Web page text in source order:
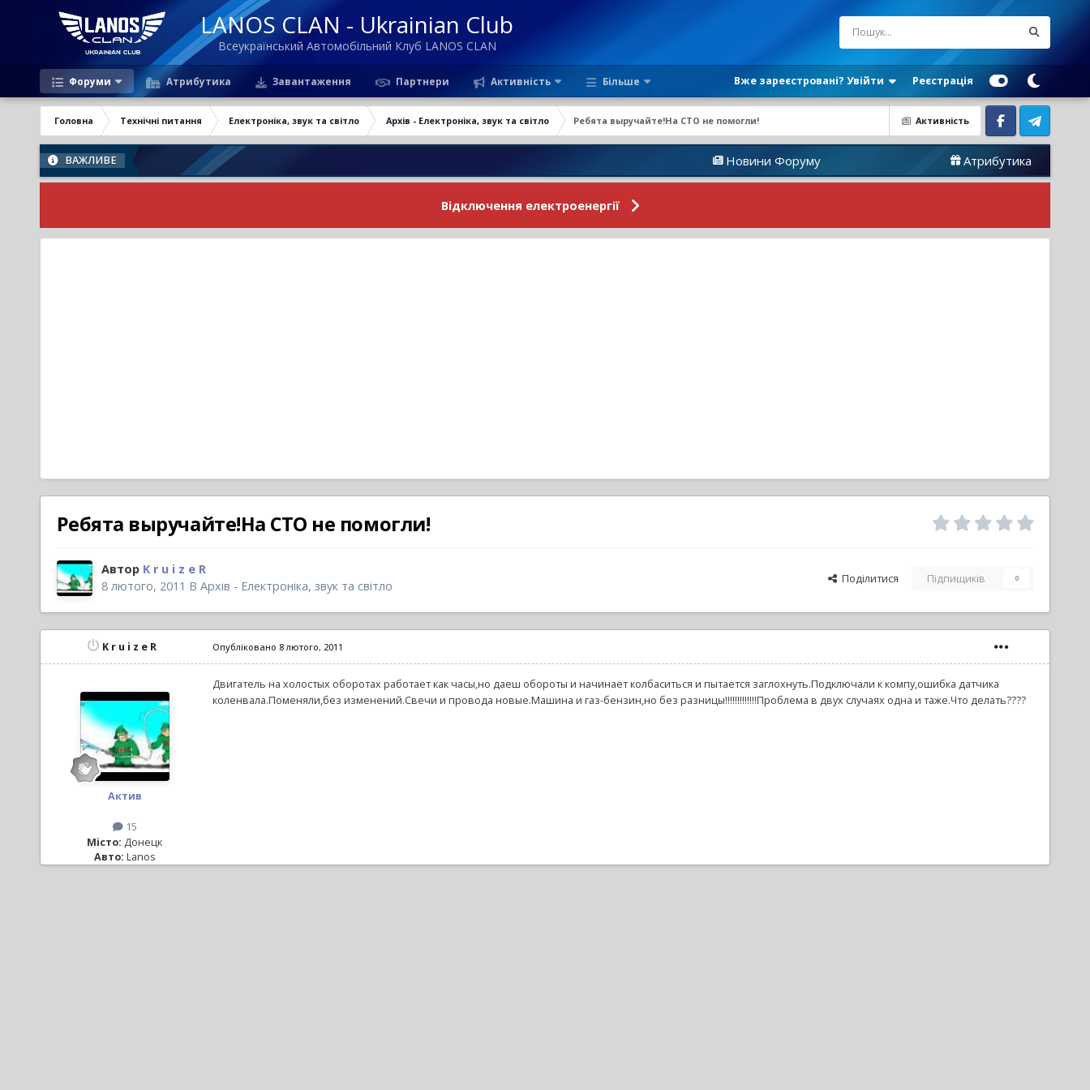
LANOS CLAN - Ukrainian Club
Всеукраїнський Автомобільний Клуб LANOS CLAN
Форуми Атрибутика Завантаження Партнери Активність Більше Вже зареєстровані? Увійти Реєстрація
Активність
Головна Технічні питання Електроніка, звук та світло Архів - Електроніка, звук та світло Ребята выручайте!На СТО не помогли!
Facebook Telegram
ВАЖЛИВЕ Новини Форуму Атрибутика
Відключення електроенергії
Ребята выручайте!На СТО не помогли!
Автор K r u i z e R
8 лютого, 2011 В Архів - Електроніка, звук та світло Поділитися Підпищиків 0
K r u i z e R
Актив
15
Місто: Донецк
Авто: Lanos
Опубліковано 8 лютого, 2011
Двигатель на холостых оборотах работает как часы,но даеш обороты и начинает колбаситься и пытается заглохнуть.Подключали к компу,ошибка датчика
коленвала.Поменяли,без изменений.Свечи и провода новые.Машина и газ-бензин,но без разницы!!!!!!!!!!!!!Проблема в двух случаях одна и таже.Что делать????